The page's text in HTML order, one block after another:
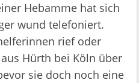
Hebamme hat sich
wund telefoniert.
rief oder
Hürth bei Köln über
sie doch noch eine